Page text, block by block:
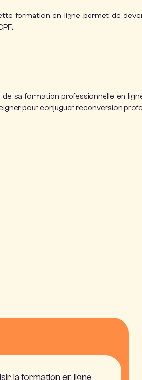
formation en ligne permet de
de saformation professionnelle en
pour conjuguer reconversion
la formation en ligne